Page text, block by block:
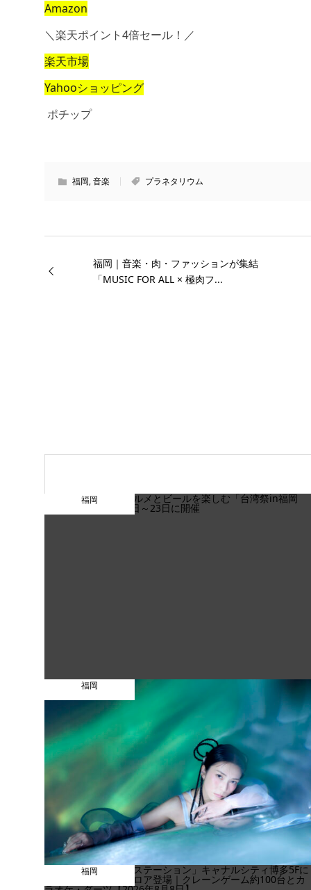
Amazon
＼楽天ポイント4倍セール！／
楽天市場
Yahooショッピング
ポチップ
福岡,音楽 プラネタリウム
福岡｜音楽・肉・ファッションが集結
「MUSIC FOR ALL × 極肉フ...
福岡
福岡
福岡